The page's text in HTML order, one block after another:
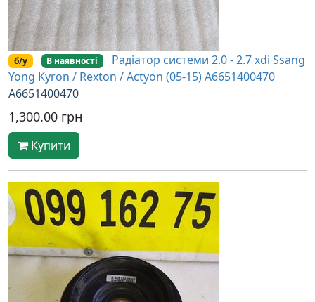
б/у В наявності
Радіатор системи 2.0 - 2.7 xdi Ssang
Yong Kyron / Rexton / Actyon (05-15) A6651400470
A6651400470
1,300.00 грн
Купити